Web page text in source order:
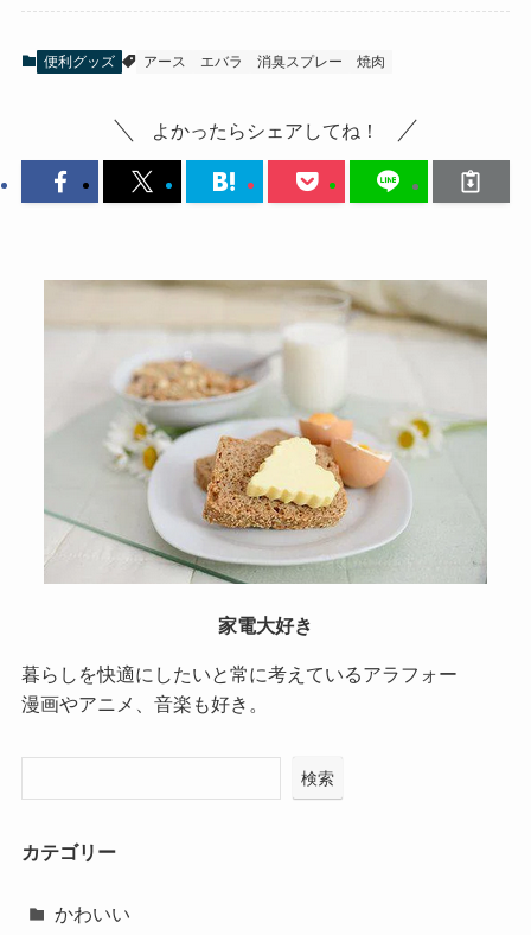
便利グッズ アース エバラ 消臭スプレー 焼肉
よかったらシェアしてね！
家電大好き
暮らしを快適にしたいと常に考えているアラフォー
漫画やアニメ、音楽も好き。
検索
カテゴリー
かわいい